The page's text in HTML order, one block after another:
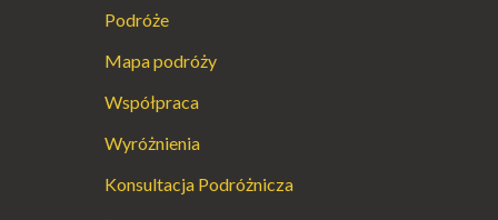
Podróże
Mapa podróży
Współpraca
Wyróżnienia
Konsultacja Podróżnicza